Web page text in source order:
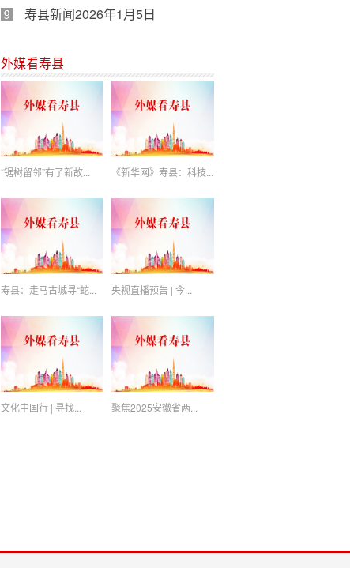
寿县新闻2026年1月5日
外媒看寿县
“锯树留邻”有了新故... 《新华网》寿县：科技...
寿县：走马古城寻“蛇... 央视直播预告 | 今...
文化中国行 | 寻找... 聚焦2025安徽省两...